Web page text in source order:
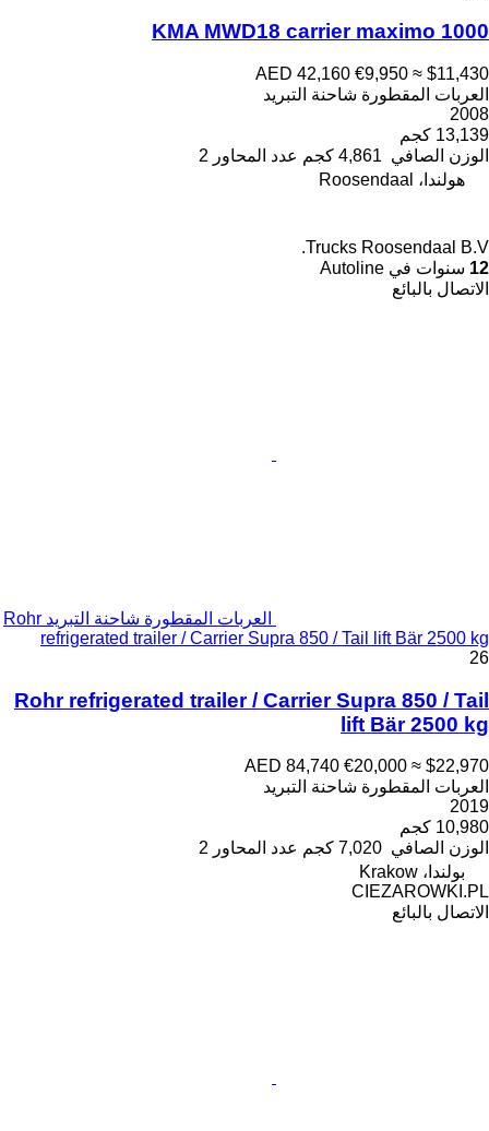
KMA MWD18 carrier maximo 1000
AED 42,160 €9,950 ≈ $11,430
العربات المقطورة شاحنة التبريد
2008
13,139 كجم
الوزن الصافي 4,861 كجم عدد المحاور 2
هولندا، Roosendaal
Trucks Roosendaal B.V.
12 سنوات في Autoline
الاتصال بالبائع
العربات المقطورة شاحنة التبريد Rohr
refrigerated trailer / Carrier Supra 850 / Tail lift Bär 2500 kg
26
Rohr refrigerated trailer / Carrier Supra 850 / Tail
lift Bär 2500 kg
AED 84,740 €20,000 ≈ $22,970
العربات المقطورة شاحنة التبريد
2019
10,980 كجم
الوزن الصافي 7,020 كجم عدد المحاور 2
بولندا، Krakow
CIEZAROWKI.PL
الاتصال بالبائع